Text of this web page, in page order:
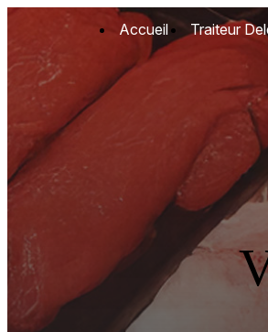
Accueil Traiteur
Panneau de gestion des cookies